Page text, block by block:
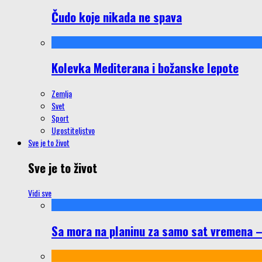
Čudo koje nikada ne spava
Kolevka Mediterana i božanske lepote
Zemlja
Svet
Sport
Ugostiteljstvo
Sve je to život
Sve je to život
Vidi sve
Sa mora na planinu za samo sat vremena